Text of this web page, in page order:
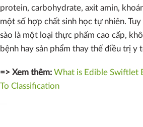
protein, carbohydrate, axit amin,
một số hợp chất sinh học tự nhiên.
sào là một loại thực phẩm cao cấp,
bệnh hay sản phẩm thay thế điều trị y
=> Xem thêm: What is Edible Swiftlet
To Classification